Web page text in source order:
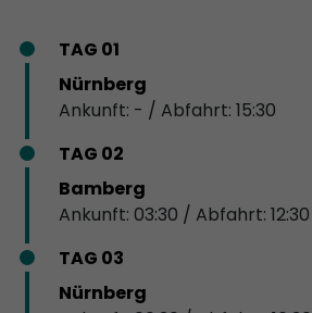
TAG 01
Nürnberg
Ankunft: - / Abfahrt: 15:30
TAG 02
Bamberg
Ankunft: 03:30 / Abfahrt: 12:30
TAG 03
Nürnberg